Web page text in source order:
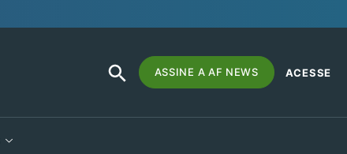
Search
for:
SEARCH
BUTTON
ASSINE A AF NEWS ACESSE